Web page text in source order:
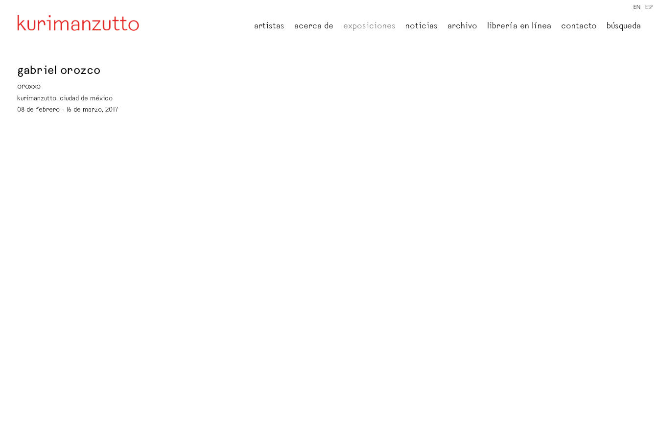
artistas acerca de exposiciones noticias archivo librería en línea contacto búsqueda
EN ESP
gabriel orozco
oroxxo
kurimanzutto, ciudad de méxico
08 de febrero - 16 de marzo, 2017